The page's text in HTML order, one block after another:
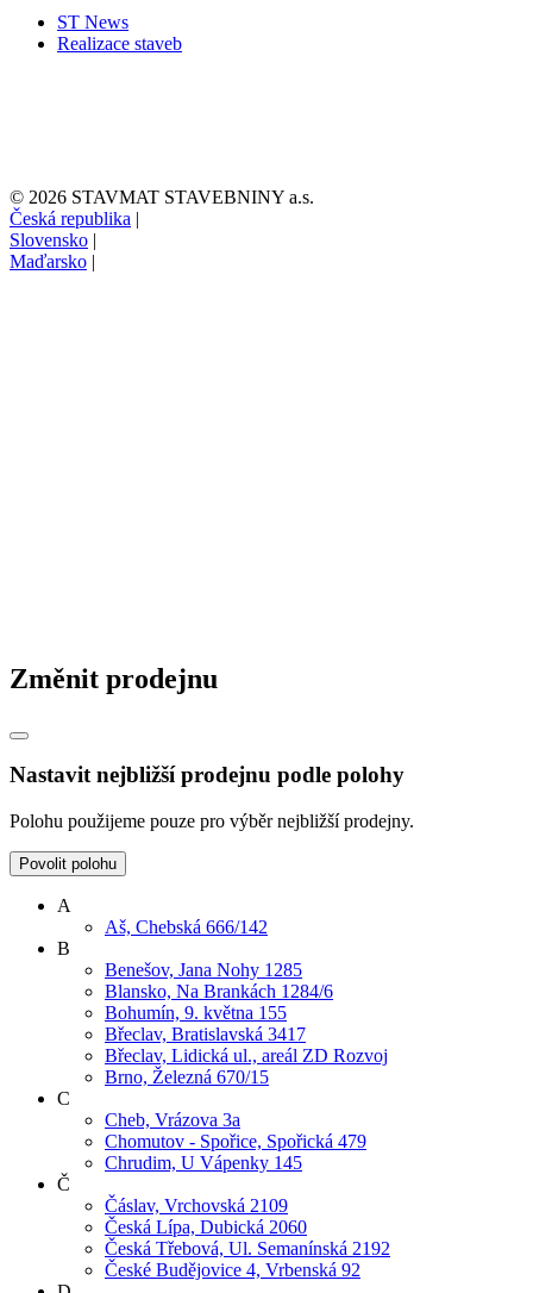
ST News
Realizace staveb
© 2026 STAVMAT STAVEBNINY a.s.
Česká republika |
Slovensko |
Maďarsko |
Změnit prodejnu
Nastavit nejbližší prodejnu podle polohy
Polohu použijeme pouze pro výběr nejbližší prodejny.
Povolit polohu
A
Aš, Chebská 666/142
B
Benešov, Jana Nohy 1285
Blansko, Na Brankách 1284/6
Bohumín, 9. května 155
Břeclav, Bratislavská 3417
Břeclav, Lidická ul., areál ZD Rozvoj
Brno, Železná 670/15
C
Cheb, Vrázova 3a
Chomutov - Spořice, Spořická 479
Chrudim, U Vápenky 145
Č
Čáslav, Vrchovská 2109
Česká Lípa, Dubická 2060
Česká Třebová, Ul. Semanínská 2192
České Budějovice 4, Vrbenská 92